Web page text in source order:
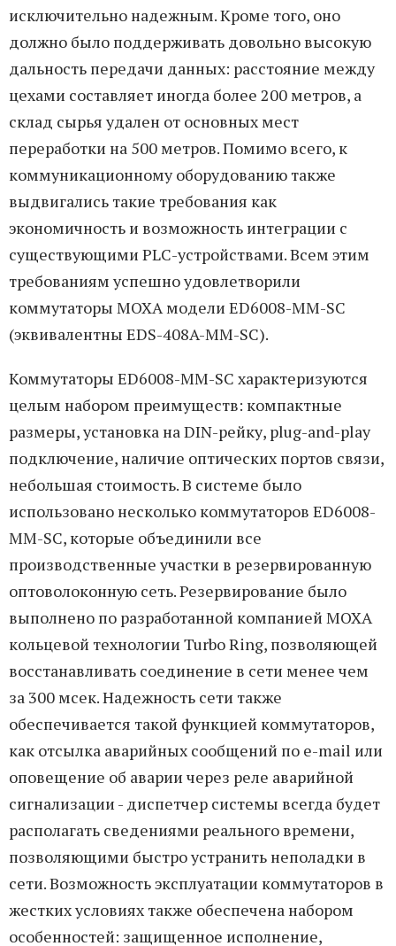
исключительно надежным. Кроме того, оно
должно было поддерживать довольно высокую
дальность передачи данных: расстояние между
цехами составляет иногда более 200 метров, а
склад сырья удален от основных мест
переработки на 500 метров. Помимо всего, к
коммуникационному оборудованию также
выдвигались такие требования как
экономичность и возможность интеграции с
существующими PLC-устройствами. Всем этим
требованиям успешно удовлетворили
коммутаторы MOXA модели ED6008-MM-SC
(эквивалентны EDS-408A-MM-SC).
Коммутаторы ED6008-MM-SC характеризуются
целым набором преимуществ: компактные
размеры, установка на DIN-рейку, plug-and-play
подключение, наличие оптических портов связи,
небольшая стоимость. В системе было
использовано несколько коммутаторов ED6008-
MM-SC, которые объединили все
производственные участки в резервированную
оптоволоконную сеть. Резервирование было
выполнено по разработанной компанией MOXA
кольцевой технологии Turbo Ring, позволяющей
восстанавливать соединение в сети менее чем
за 300 мсек. Надежность сети также
обеспечивается такой функцией коммутаторов,
как отсылка аварийных сообщений по e-mail или
оповещение об аварии через реле аварийной
сигнализации - диспетчер системы всегда будет
располагать сведениями реального времени,
позволяющими быстро устранить неполадки в
сети. Возможность эксплуатации коммутаторов в
жестких условиях также обеспечена набором
особенностей: защищенное исполнение,